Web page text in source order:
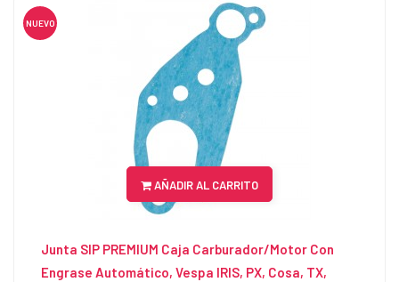
NUEVO
AÑADIR AL CARRITO
Junta SIP PREMIUM Caja Carburador/Motor Con
Engrase Automático, Vespa IRIS, PX, Cosa, TX,